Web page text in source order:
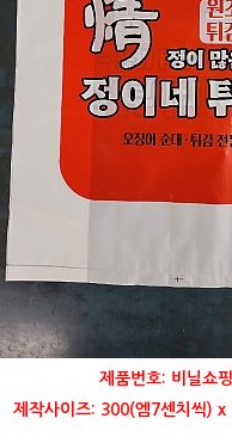
제품번호: 비닐쇼
제작사이즈: 300(엠7센치씩)